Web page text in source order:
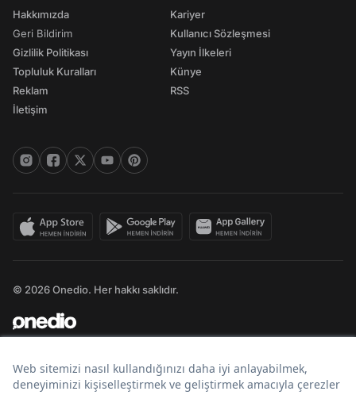
Hakkımızda
Geri Bildirim
Gizlilik Politikası
Topluluk Kuralları
Reklam
İletişim
Kariyer
Kullanıcı Sözleşmesi
Yayın İlkeleri
Künye
RSS
© 2026 Onedio. Her hakkı saklıdır.
Bir markasıdır.